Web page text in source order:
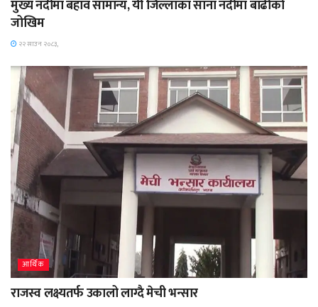
मुख्य नदीमा बहाव सामान्य, यी जिल्लाका साना नदीमा बाढीको
जोखिम
२२ साउन २०८३,
आर्थिक
राजस्व लक्ष्यतर्फ उकालो लाग्दै मेची भन्सार